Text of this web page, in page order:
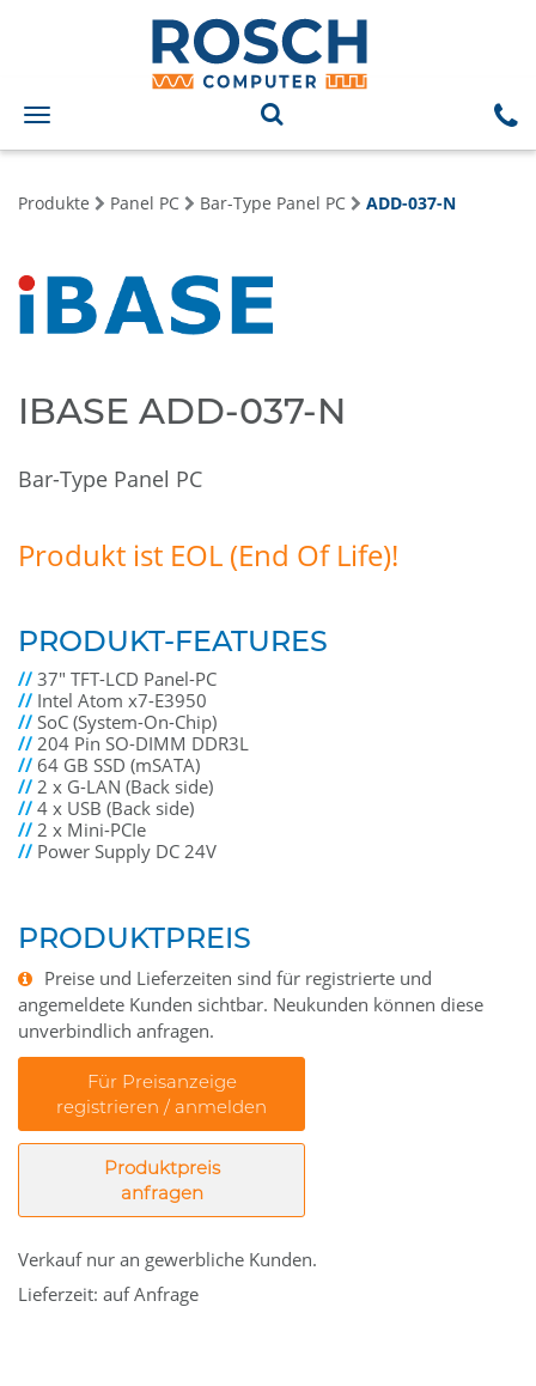
Toggle
navigation
Produkte Panel PC Bar-Type Panel PC ADD-037-N
IBASE ADD-037-N
Bar-Type Panel PC
Produkt ist EOL (End Of Life)!
PRODUKT-FEATURES
//37" TFT-LCD Panel-PC
// Intel Atom x7-E3950
//SoC (System-On-Chip)
//204 Pin SO-DIMM DDR3L
// 64 GB SSD (mSATA)
//2 x G-LAN (Back side)
//4 x USB (Back side)
//2 x Mini-PCIe
// Power Supply DC 24V
PRODUKTPREIS
Preise und Lieferzeiten sind für registrierte und
angemeldete Kunden sichtbar. Neukunden können diese
unverbindlich anfragen.
Für Preisanzeige
registrieren / anmelden
Produktpreis
anfragen
Verkauf nur an gewerbliche Kunden.
Lieferzeit: auf Anfrage